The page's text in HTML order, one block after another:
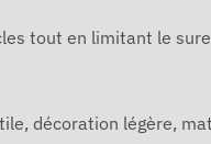
tout en limitant le
décoration légère,